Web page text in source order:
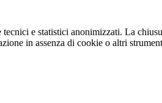
e statistici anonimizzati. La
in assenza di cookie o altri